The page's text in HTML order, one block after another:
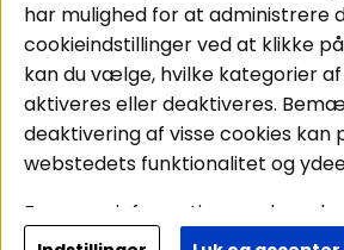
Områder
Bilstereo
Hjemmestereo
S
g på din bil
har mulighed for at administrere
cookieindstillinger ved at klikke
kan du vælge, hvilke kategorier
aktiveres eller deaktiveres.
deaktivering af visse cookies kan
webstedets funktionalitet og
For mere information om, hvordan
cookies og behandler dine